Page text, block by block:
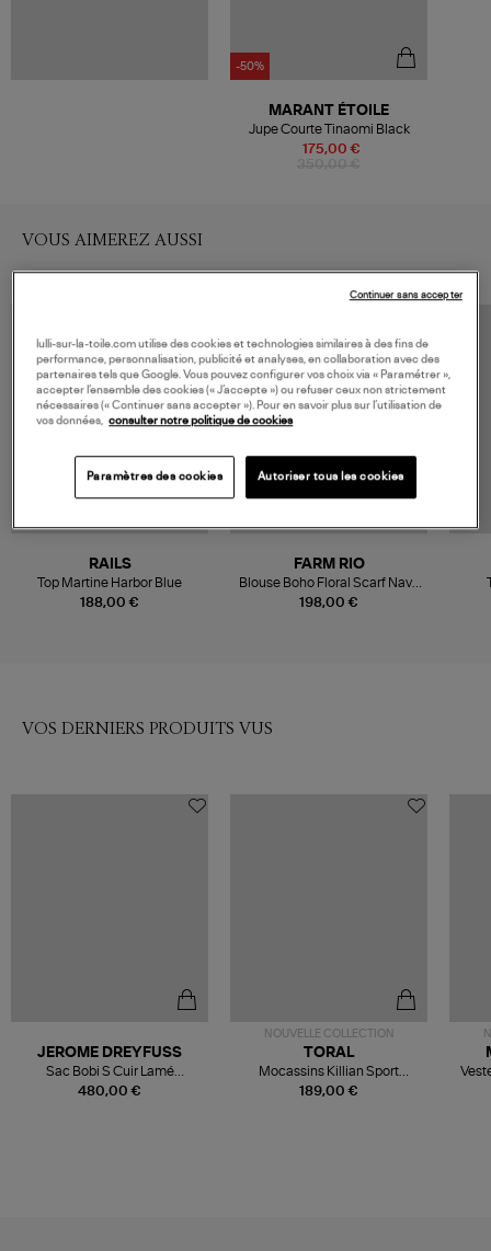
-50%
175,00 €
MARANT ÉTOILE
Jupe Courte Tinaomi Black
VOUS AIMEREZ AUSSI
188,00 €
RAILS
Top Martine Harbor Blue
198,00 €
FARM RIO
Blouse Boho Floral Scarf Navy
Blue
VOS DERNIERS PRODUITS VUS
480,00 €
JEROME DREYFUSS
Sac Bobi S Cuir Lamé
Champagne
NOUVELLE COLLECTION
189,00 €
TORAL
Mocassins Killian Sport
Mousse
lulli-sur-la-toile.com utilise des cookies et technologies similaires à des fins de
performance, personnalisation, publicité et analyses, en collaboration avec des
partenaires tels que Google. Vous pouvez configurer vos choix via « Paramétrer »,
accepter l’ensemble des cookies (« J’accepte ») ou refuser ceux non strictement
nécessaires (« Continuer sans accepter »). Pour en savoir plus sur l’utilisation de
vos données,
consulter notre politique de cookies
Paramètres des cookies Autoriser tous les cookies
Continuer sans accepter